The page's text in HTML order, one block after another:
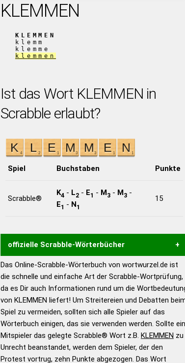
KLEMMEN
KLEMMEN
klemm
klemme
klemmen
Ist das Wort KLEMMEN in
Scrabble erlaubt?
Spiel Buchstaben Punkte
Scrabble®
K4 - L2- E1 - M3- M3-
E1 - N1
15
offizielle Scrabble-Wörterbücher
Wortwurzel liefert mit Hilfe eines semantischen
Wortanalyse-Algorithmus gute Anhaltspunkte zu
Wortbedeutung, Worttrennung und Wortform, um die
Gültigkeit eines Wortes für das Scrabble-Spiel zu
bestimmen! zugelassene Turnier Scrabble-
Wörterbücher sind:
Duden – Standardwerk in 12
Das Online-Scrabble-Wörterbuch von wortwurzel.de ist
die schnelle und einfache Art der Scrabble-Wortprüfung,
da es Dir auch Informationen rund um die
von KLEMMEN liefert! Um Streitereien und Debatten
Spiel zu vermeiden, sollten sich alle Spieler auf das
Wörterbuch einigen, das sie verwenden werden. Sollte ein
Mitspieler das gelegte Scrabble® Wort z.B. KLEMMEN zu
Unrecht beanstandet, werden dem Spieler, der den
Protest vortrug, zehn Punkte abgezogen. Das Wort